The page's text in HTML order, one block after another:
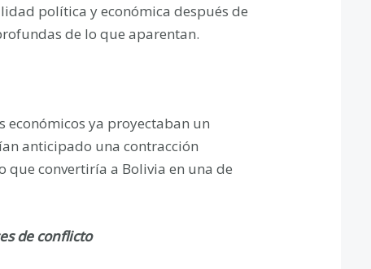
política y económica después de
de lo que aparentan.
económicos ya proyectaban un
anticipado una contracción
que convertiría a Bolivia en una de
de conflicto